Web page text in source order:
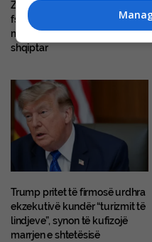
Zbulohet një rafineri kokaine e
fshehur mes bimësisë në Itali,
mes të arrestuarve edhe një
shqiptar
Trump pritet të firmosë urdhra
ekzekutivë kundër “turizmit të
lindjeve”, synon të kufizojë
marrjen e shtetësisë